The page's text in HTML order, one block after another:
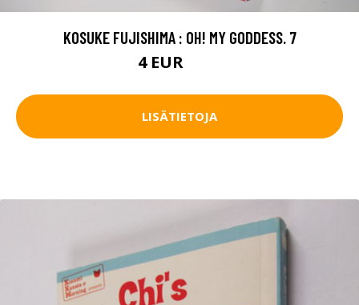
KOSUKE FUJISHIMA : OH! MY GODDESS. 7
4 EUR
LISÄTIETOJA